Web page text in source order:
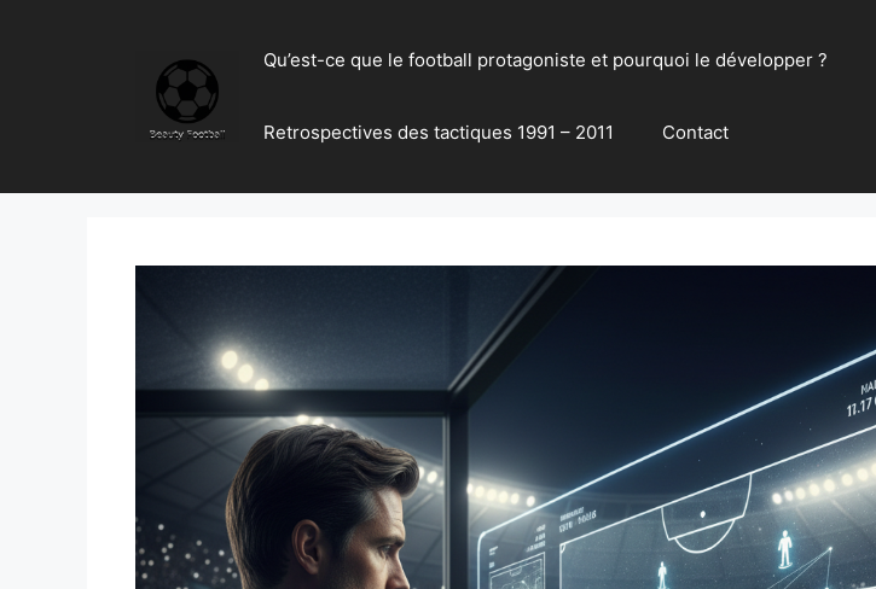
Qu’est-ce que le football protagoniste et pourquoi le développer ?
Retrospectives des tactiques 1991 – 2011 Contact